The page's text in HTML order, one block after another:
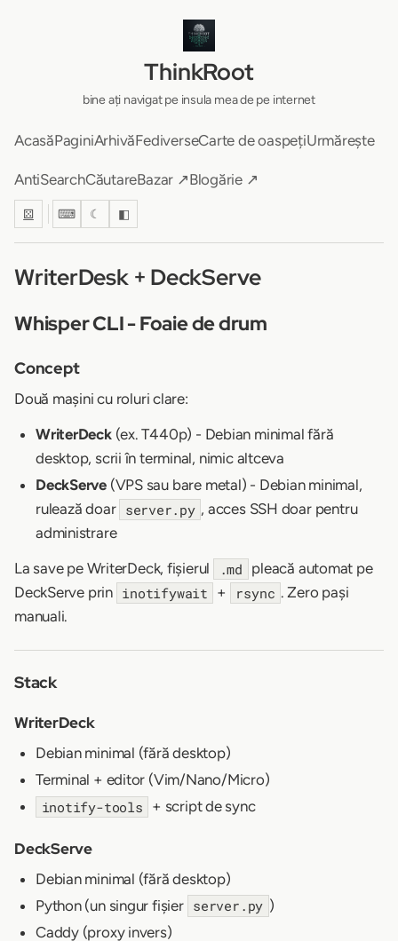
ThinkRoot
bine ați navigat pe insula mea de pe internet
AcasăPaginiArhivăFediverseCarte de oaspețiUrmărește
AntiSearchCăutareBazar ↗Blogărie ↗
⚄ ⌨ ☾ ◧
WriterDesk + DeckServe
Whisper CLI - Foaie de drum
Concept
Două mașini cu roluri clare:
WriterDeck(ex. T440p) - Debian minimal fără
desktop, scrii în terminal, nimic altceva
DeckServe (VPS sau bare metal) - Debian minimal,
rulează doar server.py , acces SSH doar pentru
administrare
La save pe WriterDeck, fișierul
.md
pleacă automat pe
DeckServe prin inotifywait + rsync . Zero pași
manuali.
Stack
WriterDeck
Debian minimal (fără desktop)
Terminal + editor (Vim/Nano/Micro)
inotify-tools + script de sync
DeckServe
Debian minimal (fără desktop)
Python (un singur fișier server.py )
Caddy (proxy invers)